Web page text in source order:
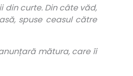
din curte. Din câte văd,
spuse ceasul către
mătura, care îi